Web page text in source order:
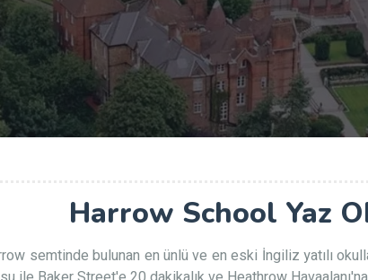
Harrow School Yaz
semtinde bulunan en ünlü ve en eski İngiliz yatılı